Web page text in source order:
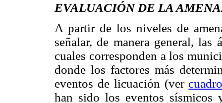
EVALUACIÓN DE LA
A partir de los niveles de
señalar, de manera general,
cuales corresponden a los
donde los factores más
eventos de licuación (ver
han sido los eventos sísmicos